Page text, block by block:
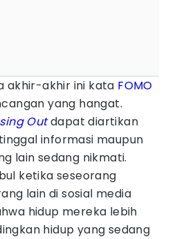
akhir-akhir ini kata FOMO
yang hangat.
Outdapat diartikan
informasi maupun
lain sedang nikmati.
ketika seseorang
lain di sosial media
hidup mereka lebih
hidup yang sedang